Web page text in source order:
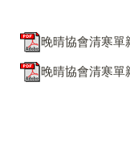
晚晴協會清寒單
晚晴協會清寒單